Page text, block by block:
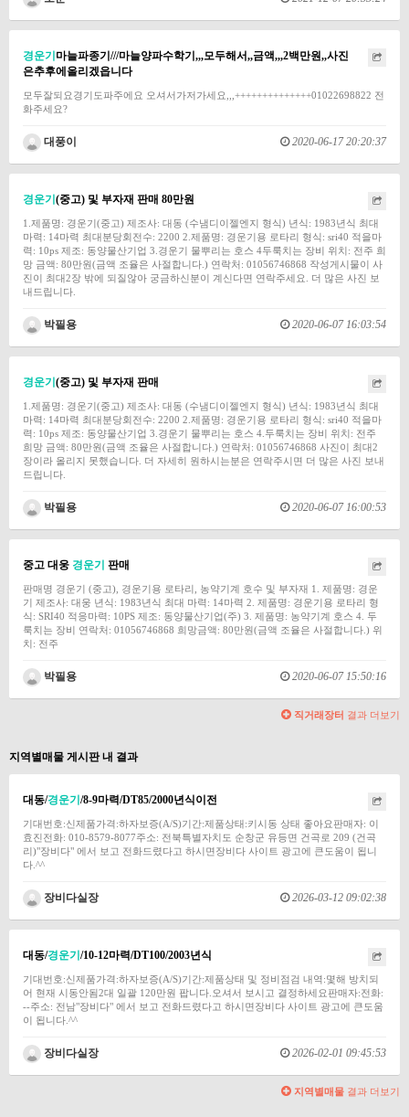
경운기마늘파종기///마늘양파수학기,,,모두해서,,금액,,,2백만원,,사진
은추후에올리겠읍니다
모두잘되요경기도파주에요 오셔서가저가세요,,,++++++++++++++01022698822 전
화주세요?
대풍이 2020-06-17 20:20:37
경운기(중고) 및 부자재 판매 80만원
1.제품명: 경운기(중고) 제조사: 대동 (수냄디이젤엔지 형식) 년식: 1983년식 최대
마력: 14마력 최대분당회전수: 2200 2.제품명: 경운기용 로타리 형식: sri40 적을마
력: 10ps 제조: 동양물산기업 3.경운기 물뿌리는 호스 4두룩치는 장비 위치: 전주 희
망 금액: 80만원(금액 조율은 사절합니다.) 연락처: 01056746868 작성게시물이 사
진이 최대2장 밖에 되질않아 궁금하신분이 계신다면 연락주세요. 더 많은 사진 보
내드립니다.
박필용 2020-06-07 16:03:54
경운기(중고) 및 부자재 판매
1.제품명: 경운기(중고) 제조사: 대동 (수냄디이젤엔지 형식) 년식: 1983년식 최대
마력: 14마력 최대분당회전수: 2200 2.제품명: 경운기용 로타리 형식: sri40 적을마
력: 10ps 제조: 동양물산기업 3.경운기 물뿌리는 호스 4.두룩치는 장비 위치: 전주
희망 금액: 80만원(금액 조율은 사절합니다.) 연락처: 01056746868 사진이 최대2
장이라 올리지 못했습니다. 더 자세히 원하시는분은 연락주시면 더 많은 사진 보내
드립니다.
박필용 2020-06-07 16:00:53
중고 대웅 경운기 판매
판매명 경운기 (중고), 경운기용 로타리, 농약기계 호수 및 부자재 1. 제품명: 경운
기 제조사: 대웅 년식: 1983년식 최대 마력: 14마력 2. 제품명: 경운기용 로타리 형
식: SRI40 적응마력: 10PS 제조: 동양물산기업(주) 3. 제품명: 농약기계 호스 4. 두
룩치는 장비 연락처: 01056746868 희망금액: 80만원(금액 조율은 사절합니다.) 위
치: 전주
박필용 2020-06-07 15:50:16
직거래장터 결과 더보기
지역별매물 게시판 내 결과
대동/경운기/8-9마력/DT85/2000년식이전
기대번호:신제품가격:하자보증(A/S)기간:제품상태:키시동 상태 좋아요판매자: 이
효진전화: 010-8579-8077주소: 전북특별자치도 순창군 유등면 건곡로 209 (건곡
리)"장비다" 에서 보고 전화드렸다고 하시면장비다 사이트 광고에 큰도움이 됩니
다.^^
장비다실장 2026-03-12 09:02:38
대동/경운기/10-12마력/DT100/2003년식
기대번호:신제품가격:하자보증(A/S)기간:제품상태 및 정비점검 내역:몇해 방치되
어 현재 시동안됨2대 일괄 120만원 팝니다.오셔서 보시고 결정하세요판매자:전화:
--주소: 전남"장비다" 에서 보고 전화드렸다고 하시면장비다 사이트 광고에 큰도움
이 됩니다.^^
장비다실장 2026-02-01 09:45:53
지역별매물 결과 더보기